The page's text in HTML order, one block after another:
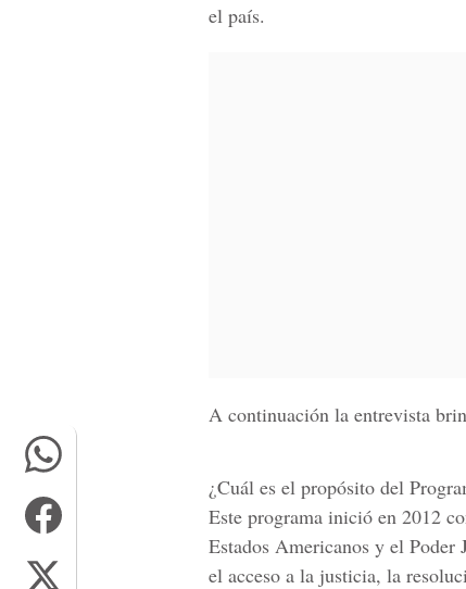
el país.
A continuación la entrevista
¿Cuál es el propósito del
Este programa inició en 2012
Estados Americanos y el
el acceso a la justicia, la